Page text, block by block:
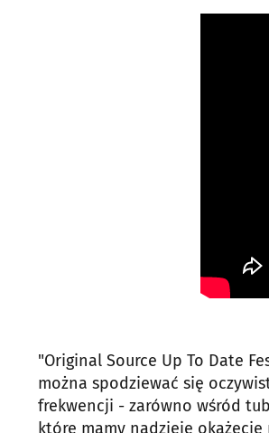
"Original Source Up To Date
można spodziewać się
frekwencji - zarówno wśród
które mamy nadzieję